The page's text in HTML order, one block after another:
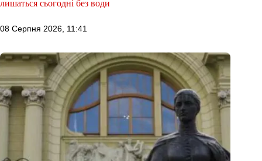
лишаться сьогодні без води
08 Серпня 2026, 11:41